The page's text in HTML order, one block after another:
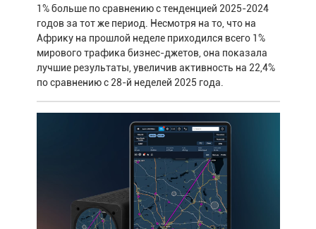
1% больше по сравнению с тенденцией 2025-2024
годов за тот же период. Несмотря на то, что на
Африку на прошлой неделе приходился всего 1%
мирового трафика бизнес-джетов, она показала
лучшие результаты, увеличив активность на 22,4%
по сравнению с 28-й неделей 2025 года.